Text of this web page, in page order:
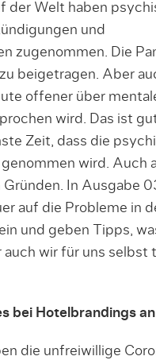
der Welt haben
und
zugenommen. Die
beigetragen. Aber
offener über
wird. Das ist
Zeit, dass die
wird. Auch
In Ausgabe
auf die Probleme in
und geben Tipps,
auch wir für uns selbst
bei Hotelbrandings an
die unfreiwillige